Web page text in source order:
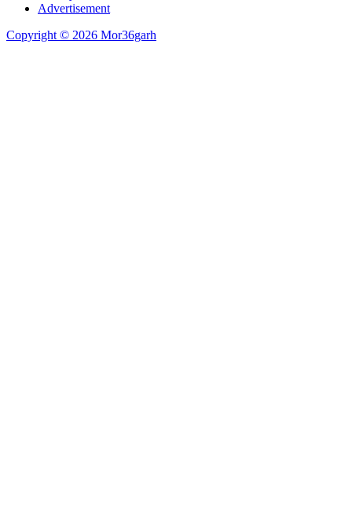
Advertisement
Copyright © 2026 Mor36garh